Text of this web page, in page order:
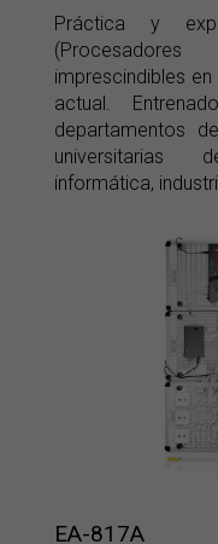
Práctica y
imprescindibles
actual.
departamentos
universitarias
informática,
EA-817A